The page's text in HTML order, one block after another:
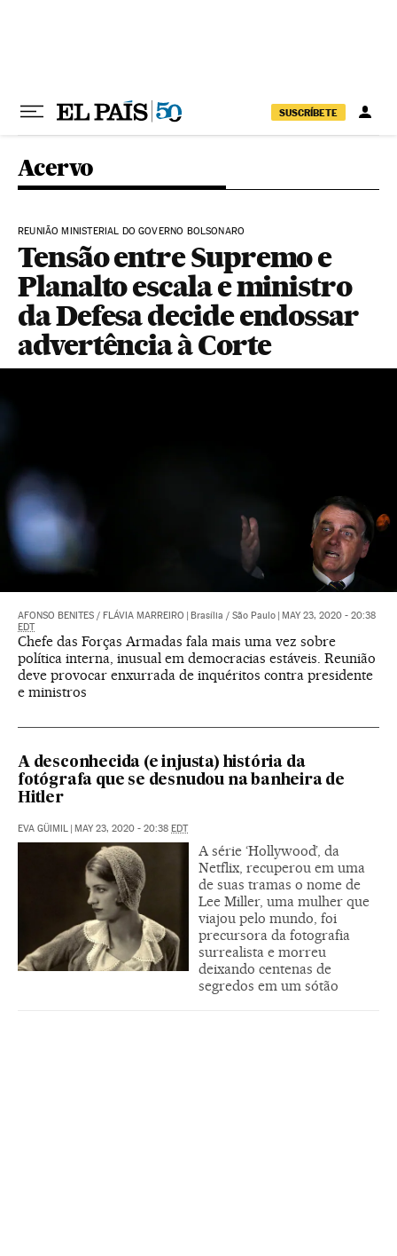
SUSCRÍBETE
Acervo
REUNIÃO MINISTERIAL DO GOVERNO BOLSONARO
Tensão entre Supremo e
Planalto escala e ministro
da Defesa decide endossar
advertência à Corte
AFONSO BENITES / FLÁVIA MARREIRO Brasília / São Paulo
MAY 23, 2020 - 20:38
EDT
Chefe das Forças Armadas fala mais uma vez sobre
política interna, inusual em democracias estáveis. Reunião
deve provocar enxurrada de inquéritos contra presidente
e ministros
A desconhecida (e injusta) história da
fotógrafa que se desnudou na banheira de
Hitler
EVA GÜIMIL MAY 23, 2020 - 20:38 EDT
A série ‘Hollywood’, da
Netflix, recuperou em uma
de suas tramas o nome de
Lee Miller, uma mulher que
viajou pelo mundo, foi
precursora da fotografia
surrealista e morreu
deixando centenas de
segredos em um sótão